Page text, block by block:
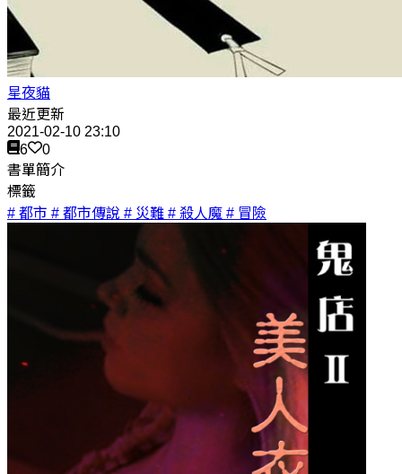
星夜貓
最近更新
2021-02-10 23:10
6
0
書單簡介
標籤
# 都市 # 都市傳說 # 災難 # 殺人魔 # 冒險